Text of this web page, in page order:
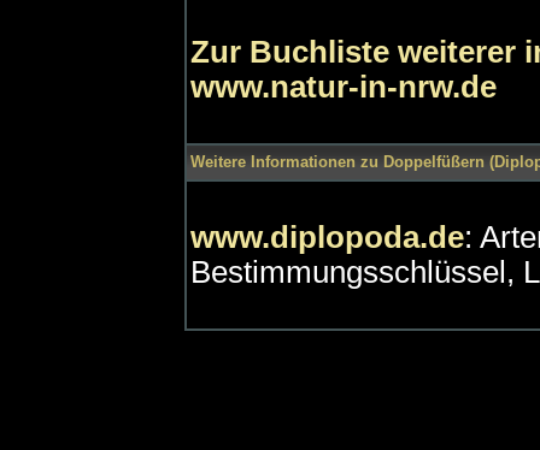
Zur Buchliste weiterer
www.natur-in-nrw.de
Weitere Informationen zu Doppelfüßern
www.diplopoda.de:
Bestimmungsschlüssel,